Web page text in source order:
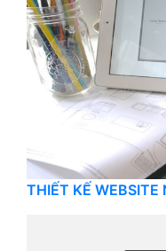
THIẾT KẾ WEBSITE